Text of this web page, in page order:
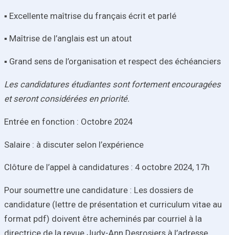
▪ Excellente maîtrise du français écrit et parlé
▪ Maîtrise de l’anglais est un atout
▪ Grand sens de l’organisation et respect des échéanciers
Les candidatures étudiantes sont fortement encouragées
et seront considérées en priorité.
Entrée en fonction : Octobre 2024
Salaire : à discuter selon l’expérience
Clôture de l’appel à candidatures : 4 octobre 2024, 17h
Pour soumettre une candidature : Les dossiers de
candidature (lettre de présentation et curriculum vitae au
format pdf) doivent être acheminés par courriel à la